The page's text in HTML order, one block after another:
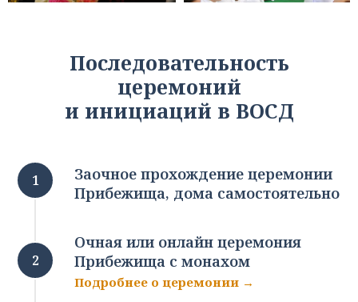
Последовательность
церемоний
и инициаций в ВОСД
Заочное прохождение церемонии
Прибежища, дома самостоятельно
Очная или онлайн церемония
Прибежища с монахом
Подробнее о церемонии →